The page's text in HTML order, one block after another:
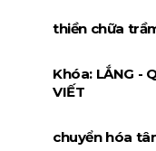
thiền chữa
Khóa: LẮNG -
VIẾT
chuyển hóa